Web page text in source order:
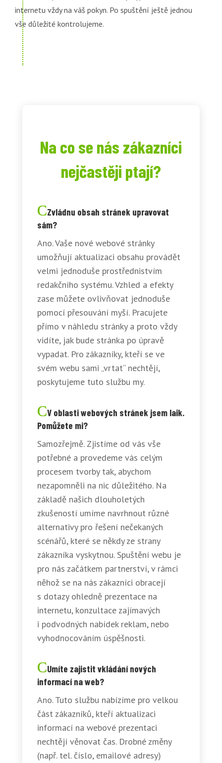
internetu vždy na váš pokyn. Po spuštění ještě jednou
vše důležité kontrolujeme.
Na co se nás zákazníci
nejčastěji ptají?
Zvládnu obsah stránek upravovat
sám?
Ano. Vaše nové webové stránky
umožňují aktualizaci obsahu provádět
velmi jednoduše prostřednistvím
redakčního systému. Vzhled a efekty
zase můžete ovlivňovat jednoduše
pomocí přesouvání myší. Pracujete
přímo v náhledu stránky a proto vždy
vidíte, jak bude stránka po úpravě
vypadat. Pro zákazníky, kteří se ve
svém webu sami „vrtat“ nechtějí,
poskytujeme tuto službu my.
V oblasti webových stránek jsem laik.
Pomůžete mi?
Samozřejmě. Zjistíme od vás vše
potřebné a provedeme vás celým
procesem tvorby tak, abychom
nezapomněli na nic důležitého. Na
základě našich dlouholetých
zkušeností umíme navrhnout různé
alternativy pro řešení nečekaných
scénářů, které se někdy ze strany
zákazníka vyskytnou. Spuštění webu je
pro nás začátkem partnerství, v rámci
něhož se na nás zákazníci obracejí
s dotazy ohledně prezentace na
internetu, konzultace zajímavých
i podvodných nabídek reklam, nebo
vyhodnocováním úspěšnosti.
Umíte zajistit vkládání nových
informací na web?
Ano. Tuto službu nabízíme pro velkou
část zákazníků, kteří aktualizaci
informací na webové prezentaci
nechtějí věnovat čas. Drobné změny
(např. tel. číslo, emailové adresy)